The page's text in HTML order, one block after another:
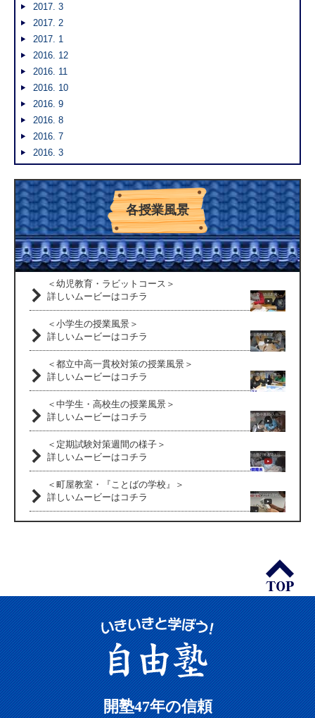
2017. 3
2017. 2
2017. 1
2016. 12
2016. 11
2016. 10
2016. 9
2016. 8
2016. 7
2016. 3
各授業風景
＜幼児教育・ラビットコース＞
詳しいムービーはコチラ
＜小学生の授業風景＞
詳しいムービーはコチラ
＜都立中高一貫校対策の授業風景＞
詳しいムービーはコチラ
＜中学生・高校生の授業風景＞
詳しいムービーはコチラ
＜定期試験対策週間の様子＞
詳しいムービーはコチラ
＜町屋教室・『ことばの学校』＞
詳しいムービーはコチラ
開塾47年の信頼